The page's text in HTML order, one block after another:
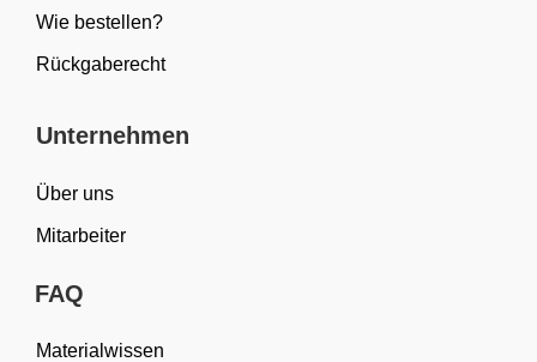
Wie bestellen?
Rückgaberecht
Unternehmen
Über uns
Mitarbeiter
FAQ
Materialwissen